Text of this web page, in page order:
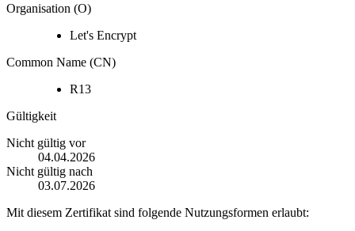
Organisation (O)
Let's Encrypt
Common Name (CN)
R13
Gültigkeit
Nicht gültig vor
04.04.2026
Nicht gültig nach
03.07.2026
Mit diesem Zertifikat sind folgende Nutzungsformen erlaubt: